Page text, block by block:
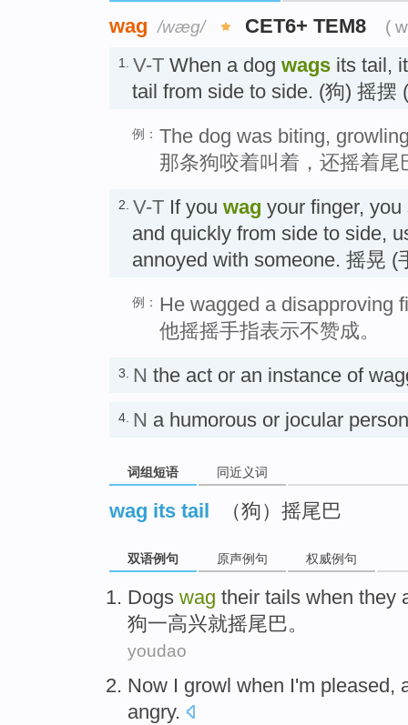
wag /wæɡ/ CET6+ TEM8 (
1. V-T When a dog wags its tail,
tail from side to side. (狗) 摇摆
例： The dog was biting,
那条狗咬着叫着，还摇着尾
2. V-T If you wag your finger,
and quickly from side to side,
annoyed with someone. 摇晃 (
例： He wagged a disapproving
他摇摇手指表示不赞成。
3. N the act or an instance of
4. N a humorous or jocular
词组短语 同近义词
wag its tail （狗）摇尾巴
双语例句 原声例句 权威例句
Dogs wag their tails when they
狗一高兴就摇尾巴。
youdao
Now I growl when I'm pleased ,
angry.